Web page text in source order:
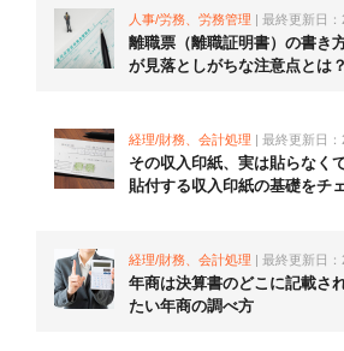
人事/労務、労務管理 | 最終更新日
離職票（離職証明書）の書き
が見落としがちな注意点とは
経理/財務、会計処理 | 最終更新日
その収入印紙、実は貼らなく
貼付する収入印紙の基礎をチ
経理/財務、会計処理 | 最終更新日
年商は決算書のどこに記載さ
たい年商の調べ方